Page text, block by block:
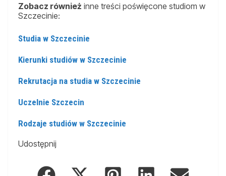
Zobacz również inne treści poświęcone studiom w
Szczecinie:
Studia w Szczecinie
Kierunki studiów w Szczecinie
Rekrutacja na studia w Szczecinie
Uczelnie Szczecin
Rodzaje studiów w Szczecinie
Udostępnij